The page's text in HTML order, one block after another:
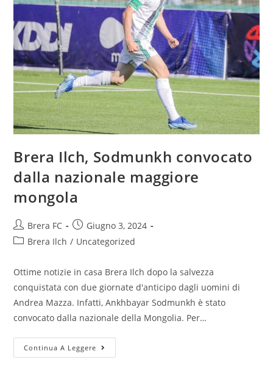
Brera Ilch, Sodmunkh convocato
dalla nazionale maggiore
mongola
Brera FC
Giugno 3, 2024
Brera Ilch / Uncategorized
Ottime notizie in casa Brera Ilch dopo la salvezza
conquistata con due giornate d'anticipo dagli uomini di
Andrea Mazza. Infatti, Ankhbayar Sodmunkh è stato
convocato dalla nazionale della Mongolia. Per…
Continua A Leggere